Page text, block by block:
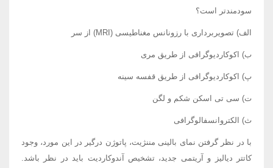
سودمندتر است؟
الف) تصویربرداری با رزونانس مغناطیسی (MRI) از سر
ب) اکوکاردیوگرافی از طریق مری
پ) اکوکاردیوگرافی از طریق قفسه سینه
ت) سی تی اسکن شکم و لگن
ث) الکتروانسفالوگرافی
با در نظر گرفتن نمای بالینی مننژیت، پاتوژن درگیر در این مورد، وجود
کاتتر دیالیز و آریتمی جدید، تشخیص آندوکاردیت باید در نظر باشد.